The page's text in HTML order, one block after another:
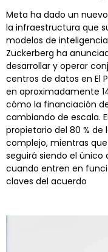
Meta ha dado un
la infraestructura que
modelos de
Zuckerberg ha
desarrollar y operar
centros de datos en El
en aproximadamente
cómo la financiación
cambiando de escala.
propietario del 80 % de
complejo, mientras
seguirá siendo el
cuando entren en
claves del acuerdo